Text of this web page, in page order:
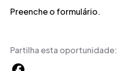
Preenche o formulário.
Partilha esta oportunidade: